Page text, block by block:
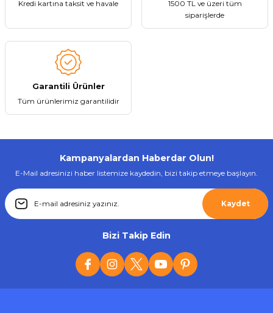
Kredi kartına taksit ve havale
1500 TL ve üzeri tüm
siparişlerde
Garantili Ürünler
Tüm ürünlerimiz garantilidir
Kampanyalardan Haberdar Olun!
E-Mail adresinizi haber listemize kaydedin, bizi takip etmeye başlayın.
Kaydet
Bizi Takip Edin